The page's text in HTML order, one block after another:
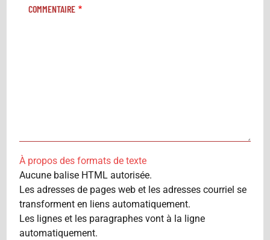
COMMENTAIRE
À propos des formats de texte
Aucune balise HTML autorisée.
Les adresses de pages web et les adresses courriel se
transforment en liens automatiquement.
Les lignes et les paragraphes vont à la ligne
automatiquement.